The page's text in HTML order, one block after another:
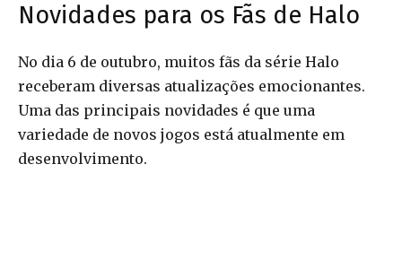
Novidades para os Fãs de Halo
No dia 6 de outubro, muitos fãs da série Halo
receberam diversas atualizações emocionantes.
Uma das principais novidades é que uma
variedade de novos jogos está atualmente em
desenvolvimento.